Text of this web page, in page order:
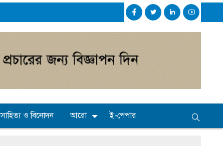
সাহিত্য ও বিনোদন আরো ই-পেপার